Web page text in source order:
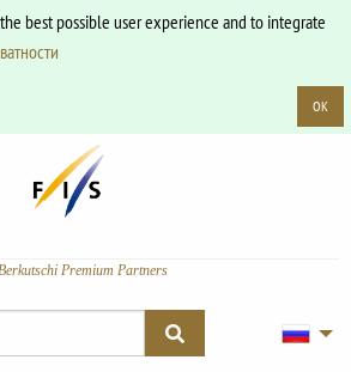
best possible user experience and to integrate
OK
Premium Partners